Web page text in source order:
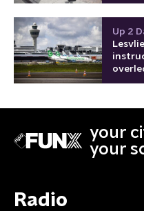
Up 2
your
your
Radio